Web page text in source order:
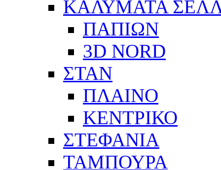
ΚΑΛΥΜΑΤΑ
ΠΑΠΙΩΝ
3D NORD
ΣΤΑΝ
ΠΛΑΙΝΟ
ΚΕΝΤΡΙΚΟ
ΣΤΕΦΑΝΙΑ
ΤΑΜΠΟΥΡΑ